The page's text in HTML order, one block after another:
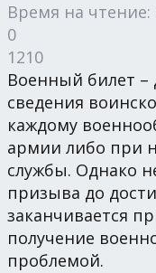
Время на
0
1210
Военный билет
сведения
каждому
армии либо при
службы. Однако
призыва до
заканчивается
получение
проблемой.